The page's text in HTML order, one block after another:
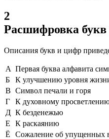
2
Расшифровка
Описания букв и цифр
А Первая буква алфавита
Б
К улучшению уровня
В Символ печали и горя
Г
К духовному
Д К безденежью
Е
К раскаянию
Ё
Сожаление об упущенных